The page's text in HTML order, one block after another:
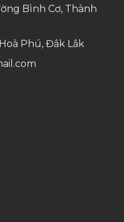
Bình Cơ, Thành
Phú, Đắk Lắk